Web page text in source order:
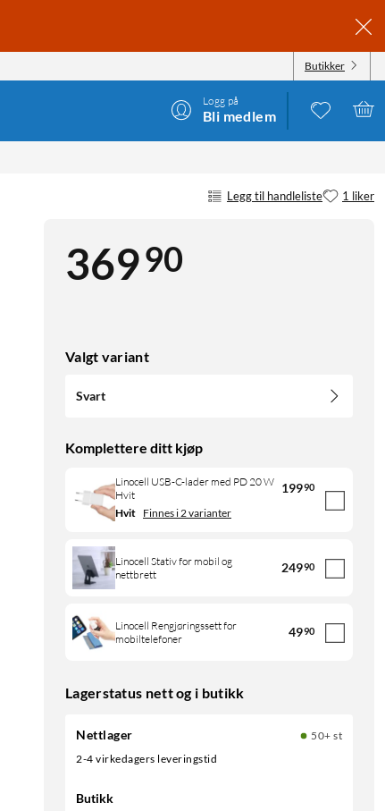
Butikker
Logg på
Bli medlem
Legg til handleliste 1 liker
36990
Valgt variant
Svart
Komplettere ditt kjøp
Linocell USB-C-lader med PD 20 W
Hvit
19990
Hvit Finnes i 2 varianter
Linocell Stativ for mobil og
nettbrett
24990
Linocell Rengjøringssett for
mobiltelefoner
4990
Lagerstatus nett og i butikk
Nettlager
50+ st
2-4 virkedagers leveringstid
Butikk